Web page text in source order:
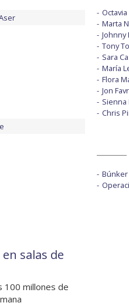
salas de
100 millones de
Marta
Johnny
Tony
Sara
María
Flora
Jon
Sienna
Chris
Búnker